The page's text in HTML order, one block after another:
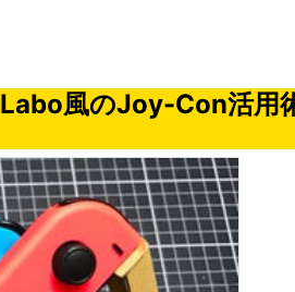
風のJoy-Con活用